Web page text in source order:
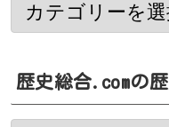
歴史総合.comの